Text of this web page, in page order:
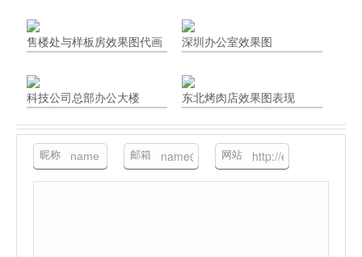
售楼处与样板房效果图代画 深圳办公室效果图
科技公司总部办公大楼 东北烤肉店效果图表现
昵称 邮箱 网站